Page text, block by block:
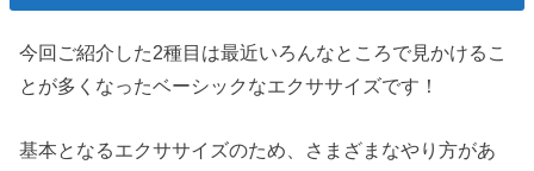
今回ご紹介した2種目は最近いろんなところで見かけるこ
とが多くなったベーシックなエクササイズです！
基本となるエクササイズのため、さまざまなやり方があ